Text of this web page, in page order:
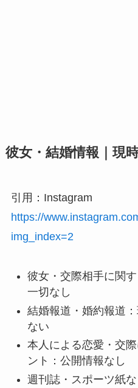
彼女・結婚情報｜現
引用：Instagram
https://
img_index=2
彼女・交際相手に関
一切なし
結婚報道・婚約報道
ない
本人による恋愛・交
ント：公開情報なし
週刊誌・スポーツ紙